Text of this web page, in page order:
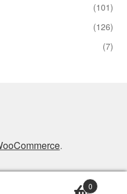
(101)
(126)
(7)
.
0